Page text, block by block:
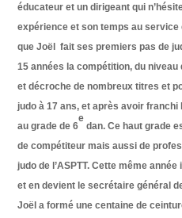
éducateur et un dirigeant qui
expérience et son temps au service
que Joël fait ses premiers pas de
15 années la compétition, du
et décroche de nombreux titres et
judo à 17 ans, et après avoir
au grade de 6
e
dan. Ce haut grade
de compétiteur mais aussi de
judo de l’ASPTT. Cette même
et en devient le secrétaire général
Joël a formé une centaine de